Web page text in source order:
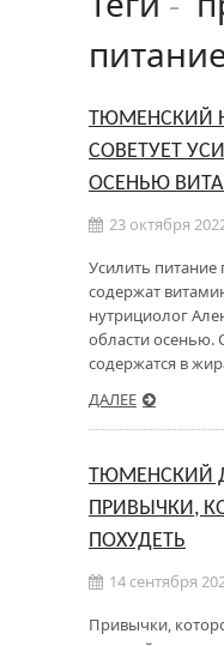
ТЮМЕНСКИЙ
СОВЕТУЕТ
ОСЕНЬЮ
23 октября
Усилить
содержат
нутрициолог
области осенью.
содержатся в
ДАЛЕЕ
ТЮМЕНСКИЙ
ПРИВЫЧКИ,
ПОХУДЕТЬ
14 сентября
Привычки,